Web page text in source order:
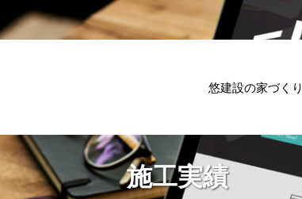
悠建設の家づくり
施工実績